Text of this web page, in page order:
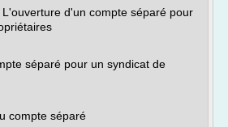
L'ouverture d'un compte séparé pour
séparé pour un syndicat de
compte séparé